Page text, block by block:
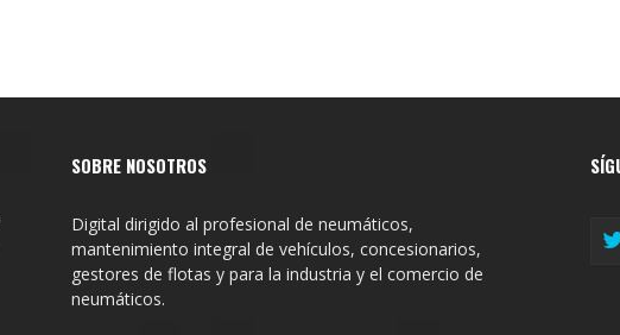
SOBRE NOSOTROS
Digital dirigido al profesional de neumáticos,
mantenimiento integral de vehículos, concesionarios,
gestores de flotas y para la industria y el comercio de
neumáticos.